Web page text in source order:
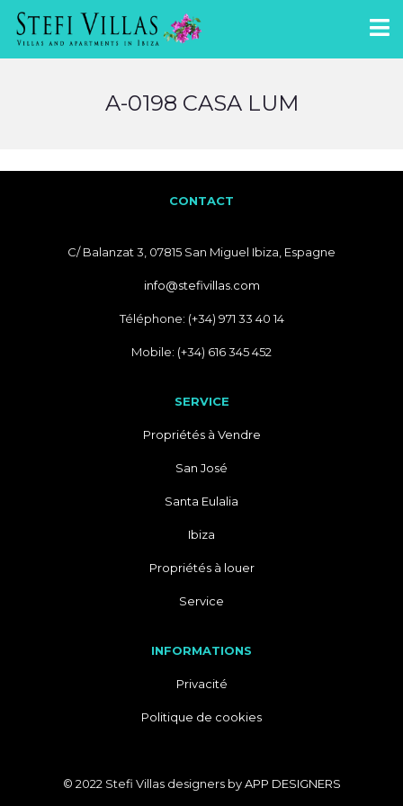
A-0198 CASA LUM
CONTACT
C/ Balanzat 3, 07815 San Miguel Ibiza, Espagne
info@stefivillas.com
Téléphone: (+34) 971 33 40 14
Mobile: (+34) 616 345 452
SERVICE
Propriétés à Vendre
San José
Santa Eulalia
Ibiza
Propriétés à louer
Service
INFORMATIONS
Privacité
Politique de cookies
© 2022 Stefi Villas designers byAPP DESIGNERS